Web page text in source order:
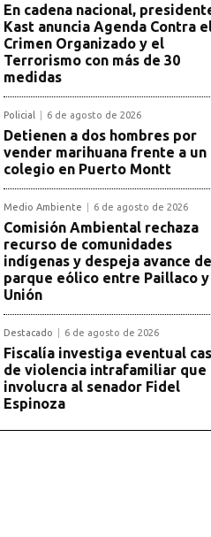
En cadena nacional,
Kast anuncia Agenda Contra
Crimen Organizado y el
Terrorismo con más de 30
medidas
Policial 6 de agosto de 2026
Detienen a dos hombres por
vender marihuana frente a un
colegio en Puerto Montt
Medio Ambiente 6 de agosto de 2026
Comisión Ambiental rechaza
recurso de comunidades
indígenas y despeja avance de
parque eólico entre Paillaco y
Unión
Destacado 6 de agosto de 2026
Fiscalía investiga eventual
de violencia intrafamiliar que
involucra al senador Fidel
Espinoza